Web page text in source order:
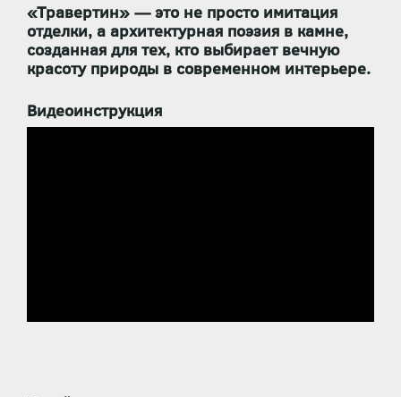
«Травертин» — это не просто имитация
отделки, а архитектурная поэзия в камне,
созданная для тех, кто выбирает вечную
красоту природы в современном интерьере.
Видеоинструкция